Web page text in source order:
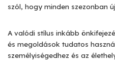
szól, hogy minden szezonban
A valódi stílus inkább
és megoldások tudatos
személyiségedhez és az